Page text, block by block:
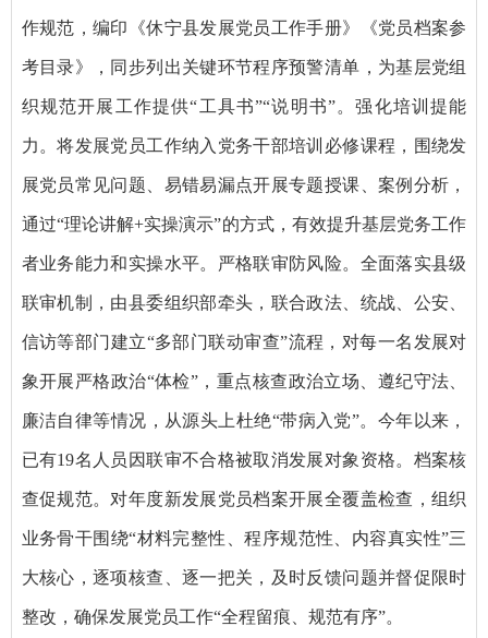
作规范，编印《休宁县发展党员工作手册》《党员档案参
考目录》，同步列出关键环节程序预警清单，为基层党组
织规范开展工作提供“工具书”“说明书”。强化培训提能
力。将发展党员工作纳入党务干部培训必修课程，围绕发
展党员常见问题、易错易漏点开展专题授课、案例分析，
通过“理论讲解+实操演示”的方式，有效提升基层党务工作
者业务能力和实操水平。严格联审防风险。全面落实县级
联审机制，由县委组织部牵头，联合政法、统战、公安、
信访等部门建立“多部门联动审查”流程，对每一名发展对
象开展严格政治“体检”，重点核查政治立场、遵纪守法、
廉洁自律等情况，从源头上杜绝“带病入党”。今年以来，
已有19名人员因联审不合格被取消发展对象资格。档案核
查促规范。对年度新发展党员档案开展全覆盖检查，组织
业务骨干围绕“材料完整性、程序规范性、内容真实性”三
大核心，逐项核查、逐一把关，及时反馈问题并督促限时
整改，确保发展党员工作“全程留痕、规范有序”。